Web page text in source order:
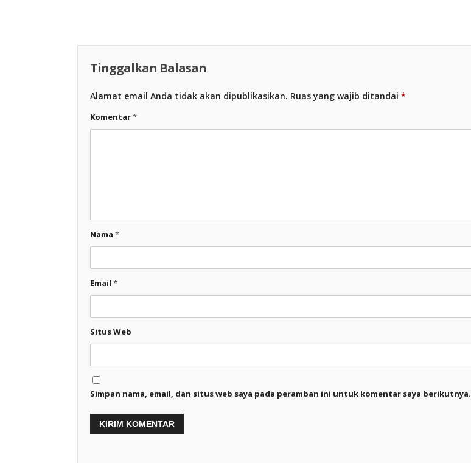
Tinggalkan Balasan
Alamat email Anda tidak akan dipublikasikan. Ruas yang wajib ditandai *
Komentar*
Nama *
Email *
Situs Web
Simpan nama, email, dan situs web saya pada peramban ini untuk komentar saya berikutnya.